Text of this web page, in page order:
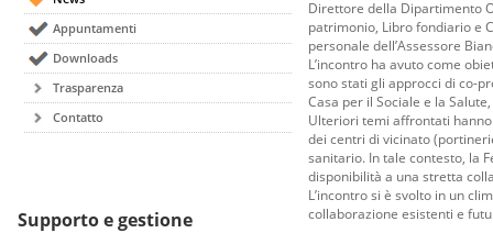
Appuntamenti
Downloads
Trasparenza
Contatto
Supporto e gestione
Direttore della Dipartimento
patrimonio, Libro fondiario e
personale dell’Assessore
L’incontro ha avuto come
sono stati gli approcci di co-
Casa per il Sociale e la
Ulteriori temi affrontati
dei centri di vicinato
sanitario. In tale contesto, la
disponibilità a una stretta
L’incontro si è svolto in un
collaborazione esistenti e